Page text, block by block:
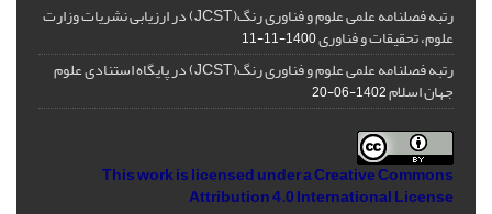
رتبه فصلنامه علمی علوم و فناوری رنگ(JCST) در ارزیابی نشریات وزارت
علوم، تحقیقات و فناوری1400-11-11
رتبه فصلنامه علمی علوم و فناوری رنگ(JCST) در پایگاه استنادی علوم
جهان اسلام1402-06-20
This work is licensed under aCreative Commons
Attribution 4.0 International License